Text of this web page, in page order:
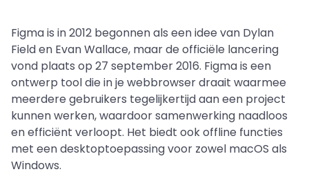
Figma is in 2012 begonnen als een idee van Dylan
Field en Evan Wallace, maar de officiële lancering
vond plaats op 27 september 2016. Figma is een
ontwerp tool die in je webbrowser draait waarmee
meerdere gebruikers tegelijkertijd aan een project
kunnen werken, waardoor samenwerking naadloos
en efficiënt verloopt. Het biedt ook offline functies
met een desktoptoepassing voor zowel macOS als
Windows.